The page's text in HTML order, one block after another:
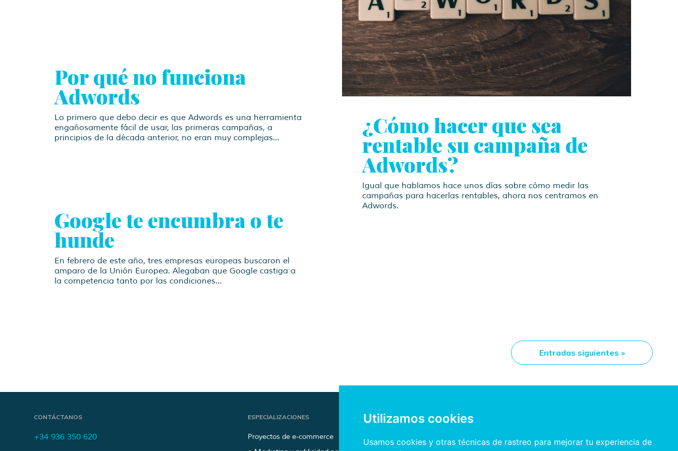
Utilizamos cookies
Usamos cookies y otras técnicas de rastreo para mejorar tu experiencia de
¿Cómo hacer que sea
rentable su campaña de
Adwords?
Igual que hablamos hace unos días sobre cómo medir las
campañas para hacerlas rentables, ahora nos centramos en
Adwords.
Por qué no funciona
Adwords
Lo primero que debo decir es que Adwords es una herramienta
engañosamente fácil de usar, las primeras campañas, a
principios de la década anterior, no eran muy complejas…
Google te encumbra o te
hunde
En febrero de este año, tres empresas europeas buscaron el
amparo de la Unión Europea. Alegaban que Google castiga a
la competencia tanto por las condiciones…
Entradas siguientes »
CONTÁCTANOS
+34 936 350 620
ESPECIALIZACIONES
Proyectos de e-commerce
INFORMACIÓN
Política de privacidad